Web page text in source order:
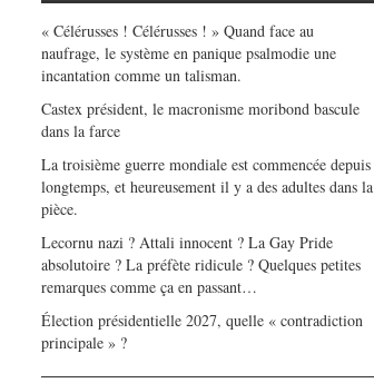
« Célérusses ! Célérusses ! » Quand face au
naufrage, le système en panique psalmodie une
incantation comme un talisman.
Castex président, le macronisme moribond bascule
dans la farce
La troisième guerre mondiale est commencée depuis
longtemps, et heureusement il y a des adultes dans la
pièce.
Lecornu nazi ? Attali innocent ? La Gay Pride
absolutoire ? La préfète ridicule ? Quelques petites
remarques comme ça en passant…
Élection présidentielle 2027, quelle « contradiction
principale » ?